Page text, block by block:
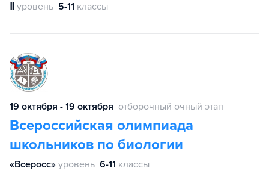
Ⅱ уровень 5-11 классы
19 октября - 19 октября отборочный очный этап
Всероссийская олимпиада
школьников по биологии
«Всеросс» уровень 6-11 классы